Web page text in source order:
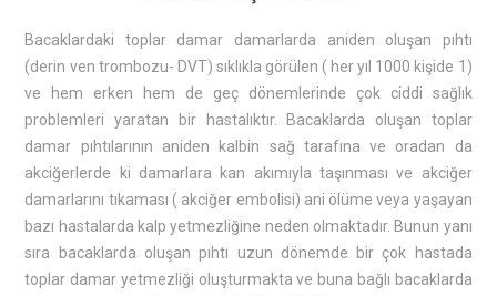
Bacaklardaki toplar damar damarlarda aniden oluşan pıhtı
(derin ven trombozu- DVT) sıklıkla görülen ( her yıl 1000 kişide 1)
ve hem erken hem de geç dönemlerinde çok ciddi sağlık
problemleri yaratan bir hastalıktır. Bacaklarda oluşan toplar
damar pıhtılarının aniden kalbin sağ tarafına ve oradan da
akciğerlerde ki damarlara kan akımıyla taşınması ve akciğer
damarlarını tıkaması ( akciğer embolisi) ani ölüme veya yaşayan
bazı hastalarda kalp yetmezliğine neden olmaktadır. Bunun yanı
sıra bacaklarda oluşan pıhtı uzun dönemde bir çok hastada
toplar damar yetmezliği oluşturmakta ve buna bağlı bacaklarda